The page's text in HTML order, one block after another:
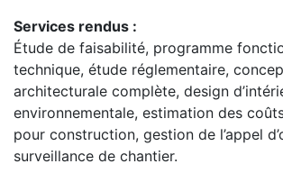
Services rendus :
Étude de faisabilité, programme
technique, étude réglementaire,
architecturale complète, design
environnementale, estimation des
pour construction, gestion de l’appel
surveillance de chantier.